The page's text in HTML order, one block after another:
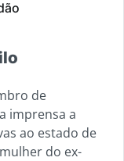
de
imprensa a
ao estado de
do ex-